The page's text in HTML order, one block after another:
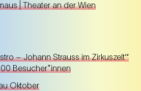
| Theater an der Wien
– Johann Strauss im Zirkuszelt‘“
Besucher*innen
Oktober